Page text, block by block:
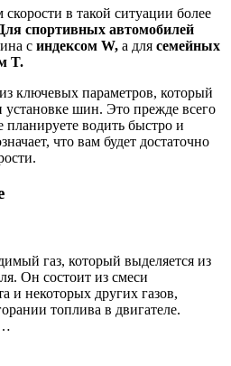
в такой ситуации более
спортивных автомобилей
с индексом W, а для семейных
T.
ключевых параметров, который
шин. Это прежде всего
планируете водить быстро и
что вам будет достаточно
газ, который выделяется из
Он состоит из смеси
и некоторых других газов,
топлива в двигателе.